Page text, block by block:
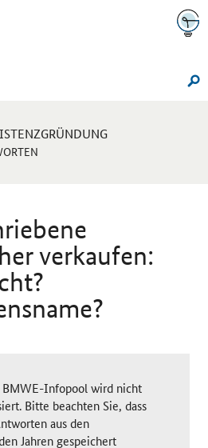
verkaufen:
Infopool wird nicht
Bitte beachten Sie, dass
aus den
Jahren gespeichert